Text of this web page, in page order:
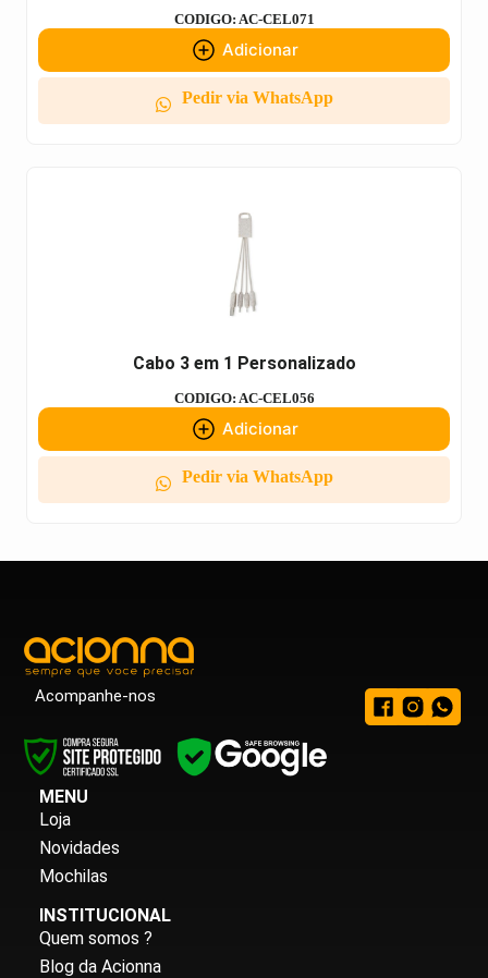
CODIGO: AC-CEL071
Adicionar
Pedir via WhatsApp
Cabo 3 em 1 Personalizado
CODIGO: AC-CEL056
Adicionar
Pedir via WhatsApp
Acompanhe-nos
MENU
Loja
Novidades
Mochilas
INSTITUCIONAL
Quem somos ?
Blog da Acionna